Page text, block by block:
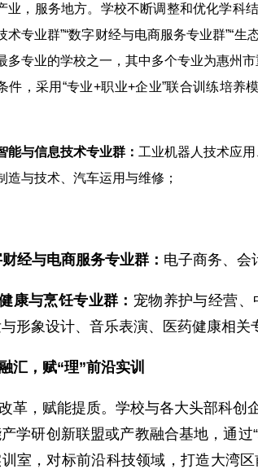
业，服务地方。学校不断调整和优化学科
术专业群”“数字财经与电商服务专业群”“
多专业的学校之一，其中多个专业为惠州
件，采用“专业+职业+企业”联合训练培
能与信息技术专业群： 工业机器人技术应
造与技术、汽车运用与维修；
经与电商服务专业群： 电子商务、会
康与烹饪专业群： 宠物养护与经营
形象设计、音乐表演、医药健康相关
汇，赋“理”前沿实训
革，赋能提质。学校与各大头部科创
学研创新联盟或产教融合基地，通
室，对标前沿科技领域，打造大湾